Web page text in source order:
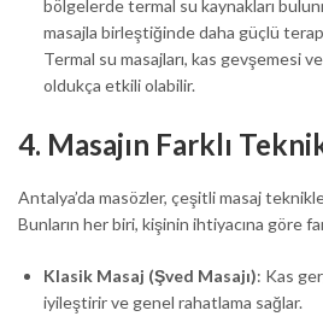
bölgelerde termal su kaynakları
masajla birleştiğinde daha güçlü
Termal su masajları, kas gevşemesi
oldukça etkili olabilir.
4. Masajın Farklı
Antalya’da masözler, çeşitli masaj
Bunların her biri, kişinin ihtiyacına göre
Klasik Masaj (Şved Masajı): Kas
iyileştirir ve genel rahatlama sağlar.